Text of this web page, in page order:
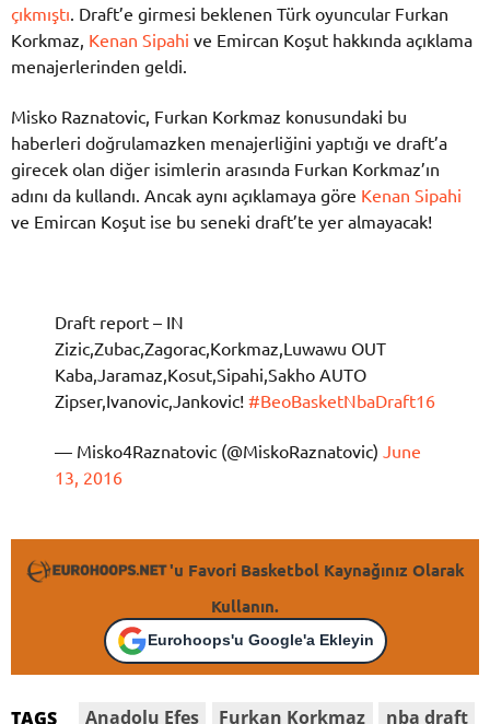
çıkmıştı . Draft’e girmesi beklenen Türk oyuncular Furkan
Korkmaz, Kenan Sipahi ve Emircan Koşut hakkında açıklama
menajerlerinden geldi.
Misko Raznatovic, Furkan Korkmaz konusundaki bu
haberleri doğrulamazken menajerliğini yaptığı ve draft’a
girecek olan diğer isimlerin arasında Furkan Korkmaz’ın
adını da kullandı. Ancak aynı açıklamaya göre Kenan Sipahi
ve Emircan Koşut ise bu seneki draft’te yer almayacak!
Draft report – IN
Zizic,Zubac,Zagorac,Korkmaz,Luwawu OUT
Kaba,Jaramaz,Kosut,Sipahi,Sakho AUTO
Zipser,Ivanovic,Jankovic! #BeoBasketNbaDraft16
— Misko4Raznatovic (@MiskoRaznatovic) June
13, 2016
'u Favori Basketbol Kaynağınız Olarak
Kullanın.
Eurohoops'u Google'a Ekleyin
TAGS Anadolu Efes Furkan Korkmaz nba draft